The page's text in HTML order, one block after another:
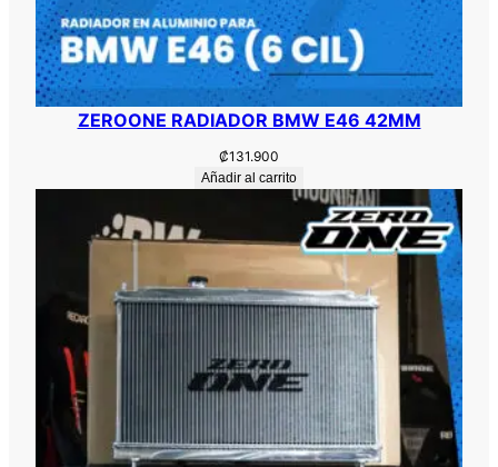
ZEROONE RADIADOR BMW E46 42MM
₡131.900
Añadir al carrito